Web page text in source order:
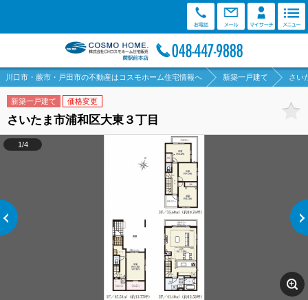
川口市・蕨市・戸田市の不動産はコスモホーム住宅情報へ 新築一戸建て さい
新築一戸建て 価格変更
さいたま市浦和区大東３丁目
1/4